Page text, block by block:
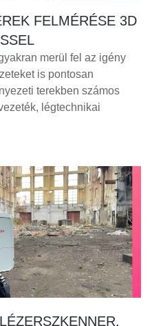
FELMÉRÉSE 3D
merül fel az igény
is pontosan
terekben számos
légtechnikai